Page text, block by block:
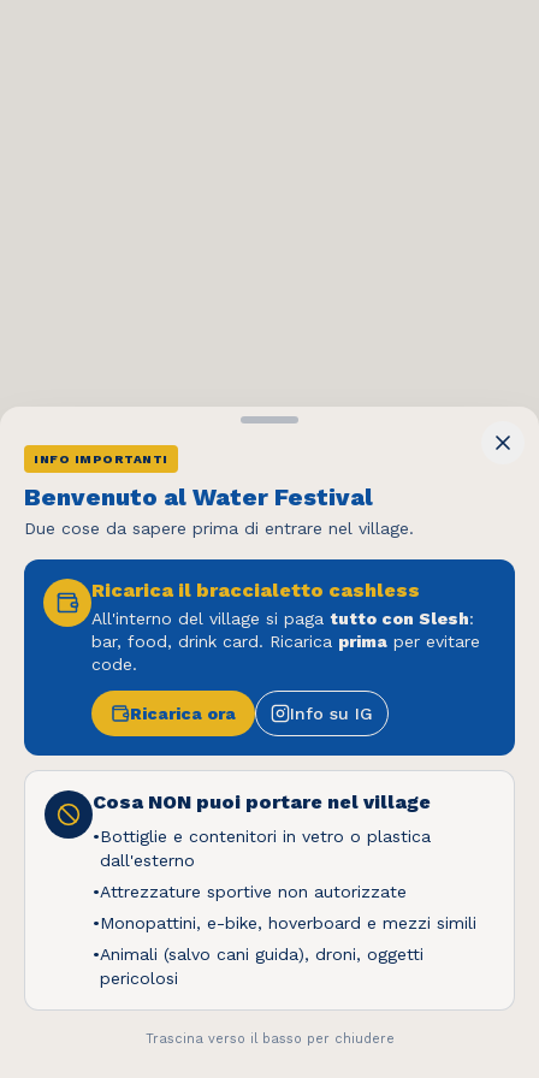
consenso, cookie di profilazione per migliorare
la tua esperienza. Puoi accettare tutti i cookie o
personalizzare le tue preferenze.
Scopri di più e personalizza
Solo essenziali
Accetta tutti
404
Torna alla Home
INFO IMPORTANTI
Benvenuto al Water Festival
Due cose da sapere prima di entrare nel village.
Ricarica il braccialetto cashless
All'interno del village si paga tutto con Slesh:
bar, food, drink card. Ricarica prima per evitare
code.
Ricarica ora Info su IG
Cosa NON puoi portare nel village
•Bottiglie e contenitori in vetro o plastica
dall'esterno
•Attrezzature sportive non autorizzate
•Monopattini, e-bike, hoverboard e mezzi simili
•Animali (salvo cani guida), droni, oggetti
pericolosi
Trascina verso il basso per chiudere